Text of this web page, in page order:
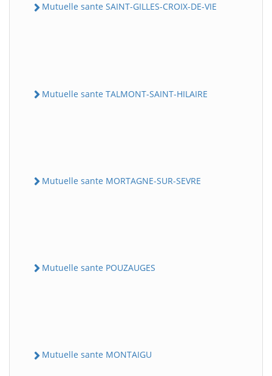
Mutuelle sante SAINT-GILLES-CROIX-DE-VIE
Mutuelle sante TALMONT-SAINT-HILAIRE
Mutuelle sante MORTAGNE-SUR-SEVRE
Mutuelle sante POUZAUGES
Mutuelle sante MONTAIGU